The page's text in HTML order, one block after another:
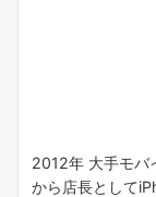
2012年 大手モバ
から店長として